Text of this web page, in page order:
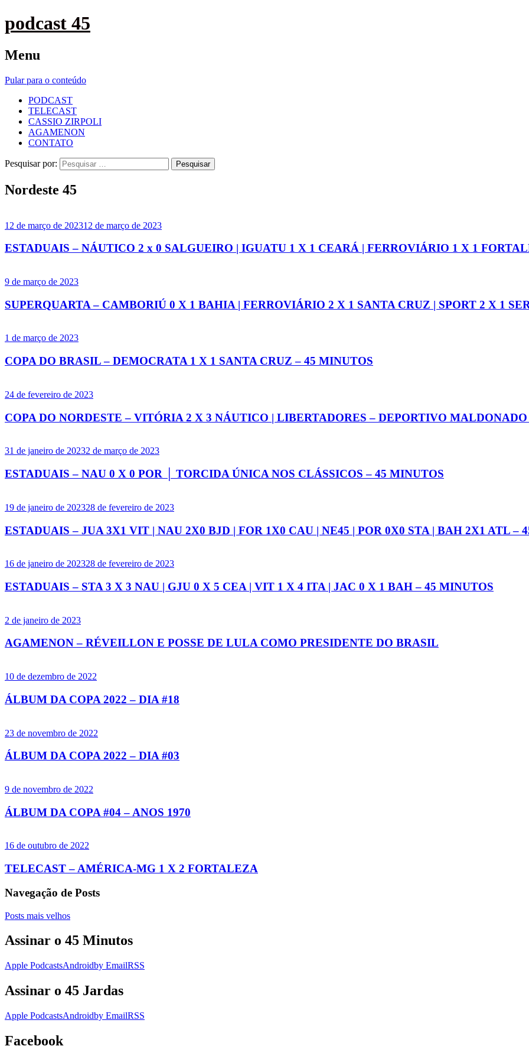
podcast 45
Menu
Pular para o conteúdo
PODCAST
TELECAST
CASSIO ZIRPOLI
AGAMENON
CONTATO
Pesquisar por:
Nordeste 45
12 de março de 202312 de março de 2023
ESTADUAIS – NÁUTICO 2 x 0 SALGUEIRO | IGUATU 1 X 1 CEARÁ | FERROVIÁRIO 1 X 1
9 de março de 2023
SUPERQUARTA – CAMBORIÚ 0 X 1 BAHIA | FERROVIÁRIO 2 X 1 SANTA CRUZ | SPORT 2 X 1
1 de março de 2023
COPA DO BRASIL – DEMOCRATA 1 X 1 SANTA CRUZ – 45 MINUTOS
24 de fevereiro de 2023
COPA DO NORDESTE – VITÓRIA 2 X 3 NÁUTICO | LIBERTADORES – DEPORTIVO
31 de janeiro de 20232 de março de 2023
ESTADUAIS – NAU 0 X 0 POR │ TORCIDA ÚNICA NOS CLÁSSICOS – 45 MINUTOS
19 de janeiro de 202328 de fevereiro de 2023
ESTADUAIS – JUA 3X1 VIT | NAU 2X0 BJD | FOR 1X0 CAU | NE45 | POR 0X0 STA | BAH 2X1 ATL –
16 de janeiro de 202328 de fevereiro de 2023
ESTADUAIS – STA 3 X 3 NAU | GJU 0 X 5 CEA | VIT 1 X 4 ITA | JAC 0 X 1 BAH – 45 MINUTOS
2 de janeiro de 2023
AGAMENON – RÉVEILLON E POSSE DE LULA COMO PRESIDENTE DO BRASIL
10 de dezembro de 2022
ÁLBUM DA COPA 2022 – DIA #18
23 de novembro de 2022
ÁLBUM DA COPA 2022 – DIA #03
9 de novembro de 2022
ÁLBUM DA COPA #04 – ANOS 1970
16 de outubro de 2022
TELECAST – AMÉRICA-MG 1 X 2 FORTALEZA
Navegação de Posts
Posts mais velhos
Assinar o 45 Minutos
Apple PodcastsAndroidby EmailRSS
Assinar o 45 Jardas
Apple PodcastsAndroidby EmailRSS
Facebook